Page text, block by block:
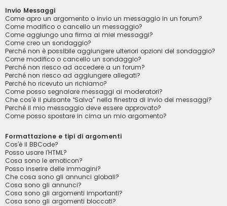
Invio Messaggi
Come apro un argomento o invio un messaggio in un forum?
Come modifico o cancello un messaggio?
Come aggiungo una firma ai miei messaggi?
Come creo un sondaggio?
Perché non è possibile aggiungere ulteriori opzioni del sondaggio?
Come modifico o cancello un sondaggio?
Perché non riesco ad accedere a un forum?
Perché non riesco ad aggiungere allegati?
Perché ho ricevuto un richiamo?
Come posso segnalare messaggi ai moderatori?
Che cos’è il pulsante “Salva” nella finestra di invio dei messaggi?
Perché il mio messaggio deve essere approvato?
Come posso spostare in cima un mio argomento?
Formattazione e tipi di argomenti
Cos’è il BBCode?
Posso usare l’HTML?
Cosa sono le emoticon?
Posso inserire delle immagini?
Che cosa sono gli annunci globali?
Cosa sono gli annunci?
Cosa sono gli argomenti importanti?
Cosa sono gli argomenti bloccati?